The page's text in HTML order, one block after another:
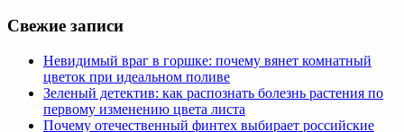
Свежие записи
Невидимый враг в горшке: почему вянет комнатный
цветок при идеальном поливе
Зеленый детектив: как распознать болезнь растения по
первому изменению цвета листа
Почему отечественный финтех выбирает российские